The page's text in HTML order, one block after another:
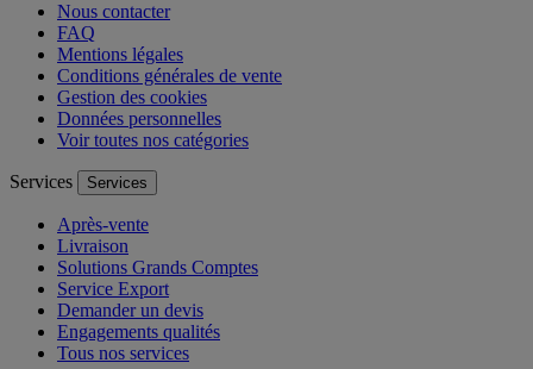
Nous contacter
FAQ
Mentions légales
Conditions générales de vente
Gestion des cookies
Données personnelles
Voir toutes nos catégories
Services Services
Après-vente
Livraison
Solutions Grands Comptes
Service Export
Demander un devis
Engagements qualités
Tous nos services